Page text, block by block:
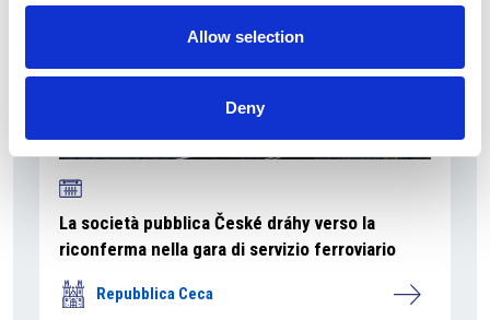
Allow selection
Deny
La società pubblica České dráhy verso la
riconferma nella gara di servizio ferroviario
Repubblica Ceca